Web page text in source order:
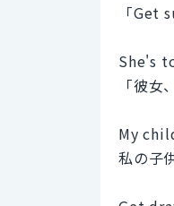
「Get
She's
「彼
My
私の子